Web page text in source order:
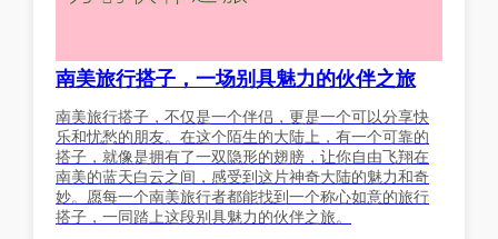
南美旅行搭子，一场别具魅力的伙伴之旅
南美旅行搭子，不仅是一个伴侣，更是一个可以分享快
乐和忧愁的朋友。在这个陌生的大陆上，有一个可靠的
搭子，就像是拥有了一双隐形的翅膀，让你自由飞翔在
南美的蓝天白云之间，感受到这片神奇大陆的魅力和奇
妙。愿每一个南美旅行者都能找到一个称心如意的旅行
搭子，一同踏上这段别具魅力的伙伴之旅。